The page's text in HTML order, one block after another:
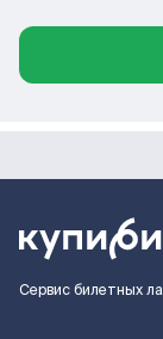
Сервис билетных